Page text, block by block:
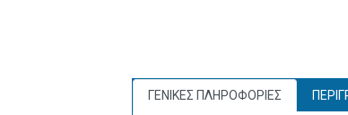
ΓΕΝΙΚΕΣ ΠΛΗΡΟΦΟΡΙΕΣ